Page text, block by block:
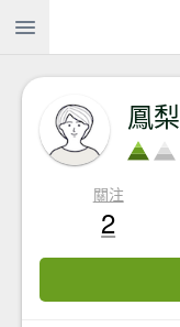
鳳梨
關注
2